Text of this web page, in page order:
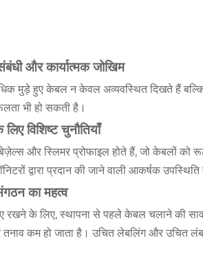
और कार्यात्मक जोखिम
मुड़े हुए केबल न केवल अव्यवस्थित दिखते हैं
भी हो सकती है।
विशिष्ट चुनौतियाँ
और स्लिमर प्रोफाइल होते हैं, जो केबलों
द्वारा प्रदान की जाने वाली आकर्षक
का महत्व
रखने के लिए, स्थापना से पहले केबल चलाने की
कम हो जाता है। उचित लेबलिंग और उचित